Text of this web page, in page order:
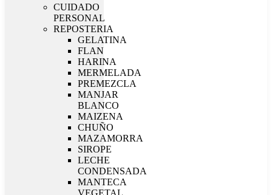
CUIDADO
PERSONAL
REPOSTERIA
GELATINA
FLAN
HARINA
MERMELADA
PREMEZCLA
MANJAR
BLANCO
MAIZENA
CHUÑO
MAZAMORRA
SIROPE
LECHE
CONDENSADA
MANTECA